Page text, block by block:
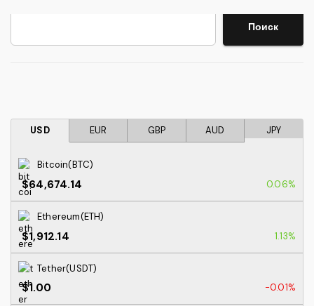
Поиск
USD EUR GBP AUD JPY
Bitcoin(BTC)
$64,674.14 0.06%
Ethereum(ETH)
$1,912.14 1.13%
Tether(USDT)
$1.00 -0.01%